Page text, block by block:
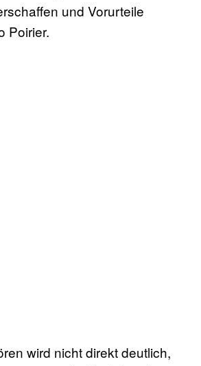
und Vorurteile
Poirier.
wird nicht direkt deutlich,